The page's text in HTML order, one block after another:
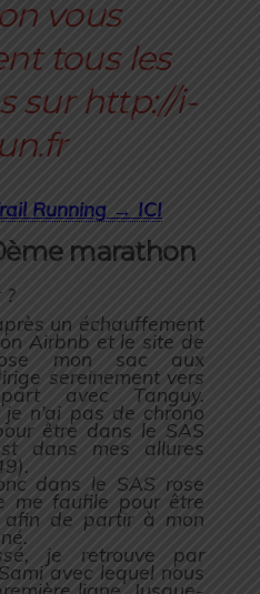
Running → ICI
marathon
?
un échauffement
Airbnb et le site de
mon sac aux
sereinement vers
avec Tanguy.
n’ai pas de chrono
être dans le SAS
dans mes allures
dans le SAS rose
me faufile pour être
de partir à mon
je retrouve par
avec lequel nous